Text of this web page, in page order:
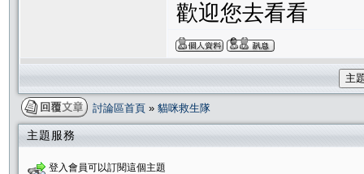
歡迎您去看看
主
討論區首頁 » 貓咪救生隊
主題服務
登入會員可以訂閱這個主題